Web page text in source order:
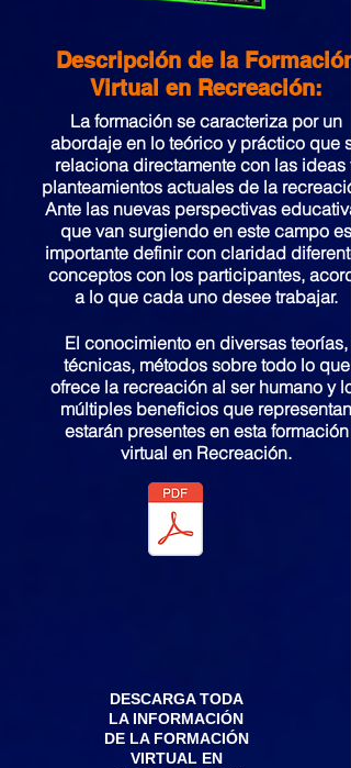
Descripción de la Formación
Virtual en Recreación:
La formación se caracteriza por un
abordaje en lo teórico y práctico que se
relaciona directamente con las ideas y
planteamientos actuales de la
Ante las nuevas perspectivas
que van surgiendo en este campo es
importante definir con claridad
conceptos con los participantes,
a lo que cada uno desee trabajar.
El conocimiento en diversas teorías,
técnicas, métodos sobre todo lo que
ofrece la recreación al ser humano y los
múltiples beneficios que representan
estarán presentes en esta formación
virtual en Recreación.
DESCARGA TODA
LA INFORMACIÓN
DE LA FORMACIÓN
VIRTUAL EN